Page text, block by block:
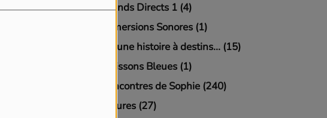
Les Grands Directs 1 (4)
Les Immersions Sonores (1)
Les JO, une histoire à destins... (15)
Les Moissons Bleues (1)
Les Rencontres de Sophie (240)
Littératures (27)